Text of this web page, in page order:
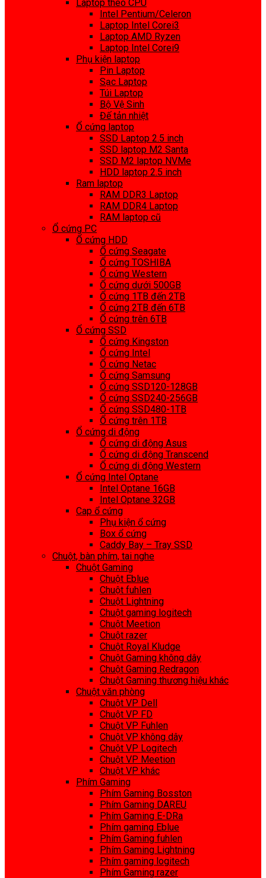
Laptop theo CPU
Intel Pentium/Celeron
Laptop Intel Corei3
Laptop AMD Ryzen
Laptop Intel Corei9
Phụ kiện laptop
Pin Laptop
Sạc Laptop
Túi Laptop
Bộ Vệ Sinh
Đế tản nhiệt
Ổ cứng laptop
SSD Laptop 2.5 inch
SSD laptop M2 Santa
SSD M2 laptop NVMe
HDD laptop 2.5 inch
Ram laptop
RAM DDR3 Laptop
RAM DDR4 Laptop
RAM laptop cũ
Ổ cứng PC
Ổ cứng HDD
Ổ cứng Seagate
Ổ cứng TOSHIBA
Ổ cứng Western
Ổ cứng dưới 500GB
Ổ cứng 1TB đến 2TB
Ổ cứng 2TB đến 6TB
Ổ cứng trên 6TB
Ổ cứng SSD
Ổ cứng Kingston
Ổ cứng Intel
Ổ cứng Netac
Ổ cứng Samsung
Ổ cứng SSD120-128GB
Ổ cứng SSD240-256GB
Ổ cứng SSD480-1TB
Ổ cứng trên 1TB
Ổ cứng di động
Ổ cứng di động Asus
Ổ cứng di động Transcend
Ổ cứng di động Western
Ổ cứng Intel Optane
Intel Optane 16GB
Intel Optane 32GB
Cap ổ cứng
Phụ kiện ổ cứng
Box ổ cứng
Caddy Bay – Tray SSD
Chuột, bàn phím, tai nghe
Chuột Gaming
Chuột Eblue
Chuột fuhlen
Chuột Lightning
Chuột gaming logitech
Chuột Meetion
Chuột razer
Chuột Royal Kludge
Chuột Gaming không dây
Chuột Gaming Redragon
Chuột Gaming thương hiệu khác
Chuột văn phòng
Chuột VP Dell
Chuột VP FD
Chuột VP Fuhlen
Chuột VP không dây
Chuột VP Logitech
Chuột VP Meetion
Chuột VP khác
Phím Gaming
Phím Gaming Bosston
Phím Gaming DAREU
Phím Gaming E-DRa
Phím gaming Eblue
Phím Gaming fuhlen
Phím Gaming Lightning
Phím gaming logitech
Phím Gaming razer